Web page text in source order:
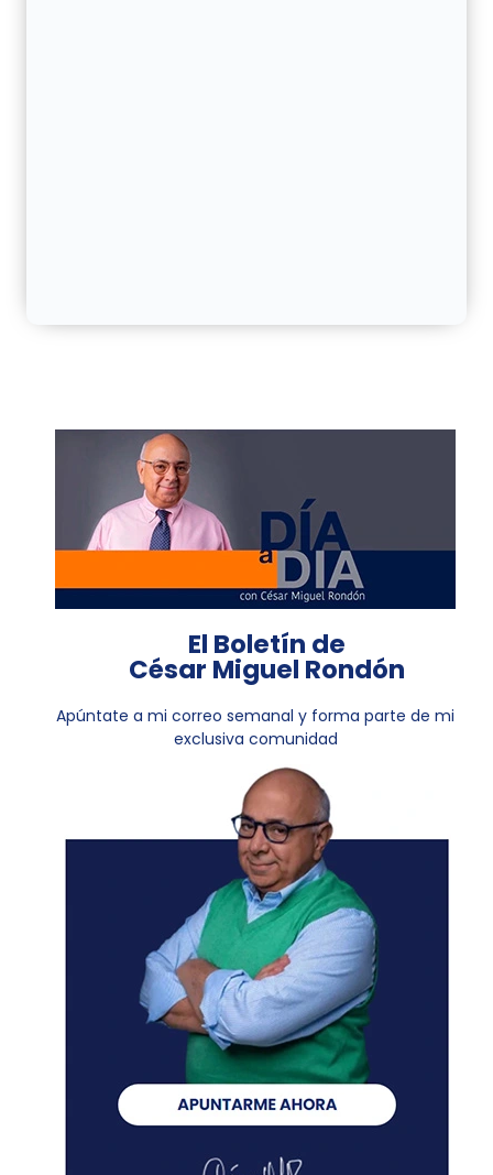
El Boletín de
César Miguel Rondón
Apúntate a mi correo semanal y forma parte de mi
exclusiva comunidad